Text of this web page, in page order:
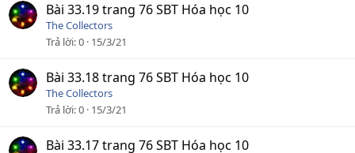
Bài 33.19 trang 76 SBT Hóa học 10
The Collectors
Trả lời 0 15/3/21
Bài 33.18 trang 76 SBT Hóa học 10
The Collectors
Trả lời 0 15/3/21
Bài 33.17 trang 76 SBT Hóa học 10